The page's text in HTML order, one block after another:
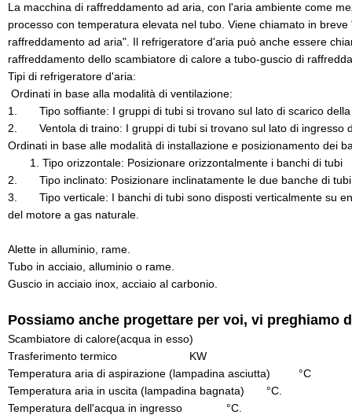
La macchina di raffreddamento ad aria, con l'aria ambiente come
processo con temperatura elevata nel tubo. Viene chiamato in
raffreddamento ad aria". Il refrigeratore d'aria può anche essere
raffreddamento dello scambiatore di calore a tubo-guscio di
Tipi di refrigeratore d'aria:
Ordinati in base alla modalità di ventilazione:
1. Tipo soffiante: I gruppi di tubi si trovano sul lato di scarico della
2. Ventola di traino: I gruppi di tubi si trovano sul lato di ingresso
Ordinati in base alle modalità di installazione e posizionamento dei
1. Tipo orizzontale: Posizionare orizzontalmente i banchi di tubi
2. Tipo inclinato: Posizionare inclinatamente le due banche di tubi
3. Tipo verticale: I banchi di tubi sono disposti verticalmente su
del motore a gas naturale.
Alette in alluminio, rame.
Tubo in acciaio, alluminio o rame.
Guscio in acciaio inox, acciaio al carbonio.
Possiamo anche progettare per voi, vi preghiamo
Scambiatore di calore(acqua in esso)
Trasferimento termico KW
Temperatura aria di aspirazione (lampadina asciutta) °C
Temperatura aria in uscita (lampadina bagnata) °C.
Temperatura dell'acqua in ingresso °C.